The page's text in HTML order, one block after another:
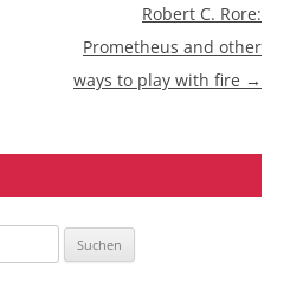
Robert C. Rore:
Prometheus and other
ways to play with fire →